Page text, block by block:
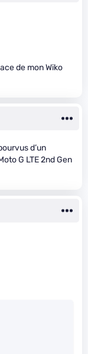
de mon Wiko
d’un
G LTE 2nd Gen